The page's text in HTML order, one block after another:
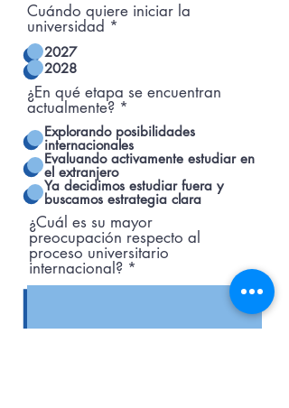
Cuándo quiere iniciar la
universidad *
2027
2028
¿En qué etapa se encuentran
actualmente? *
Explorando posibilidades
internacionales
Evaluando activamente estudiar en
el extranjero
Ya decidimos estudiar fuera y
buscamos estrategia clara
¿Cuál es su mayor
preocupación respecto al
proceso universitario
internacional?